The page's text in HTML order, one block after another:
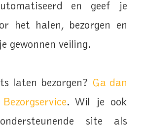
en geef je
het halen, bezorgen en
gewonnen veiling.
laten bezorgen? Ga dan
. Wil je ook
site als